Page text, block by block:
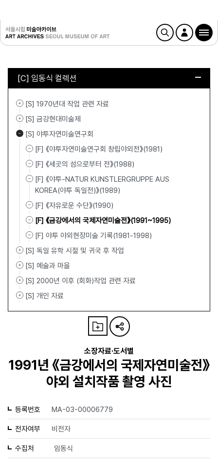
[C] 임동식 컬렉션
[S] 1970년대 작업 관련 자료
[S] 금강현대미술제
[S] 야투자연미술연구회
[F] 《야투자연미술연구회 창립야외전》(1981)
[F] 《세곳의 섬으로부터 전》(1988)
[F] 《야투-NATUR KUNSTLERGRUPPE AUS
KOREA(야투 독일전)》(1989)
[F] 《자유로운 수단》(1990)
[F] 《금강에서의 국제자연미술전》(1991~1995)
[F] 야투 야외현장미술 기록(1981-1998)
[S] 독일 유학 시절 및 귀국 후 작업
[S] 예술과 마을
[S] 2000년 이후 (회화)작업 관련 자료
[S] 개인 자료
소장자료·도서별
1991년 《금강에서의 국제자연미술전》
야외 설치작품 촬영 사진
등록번호 MA-03-00006779
전자여부 비전자
수집처 임동식